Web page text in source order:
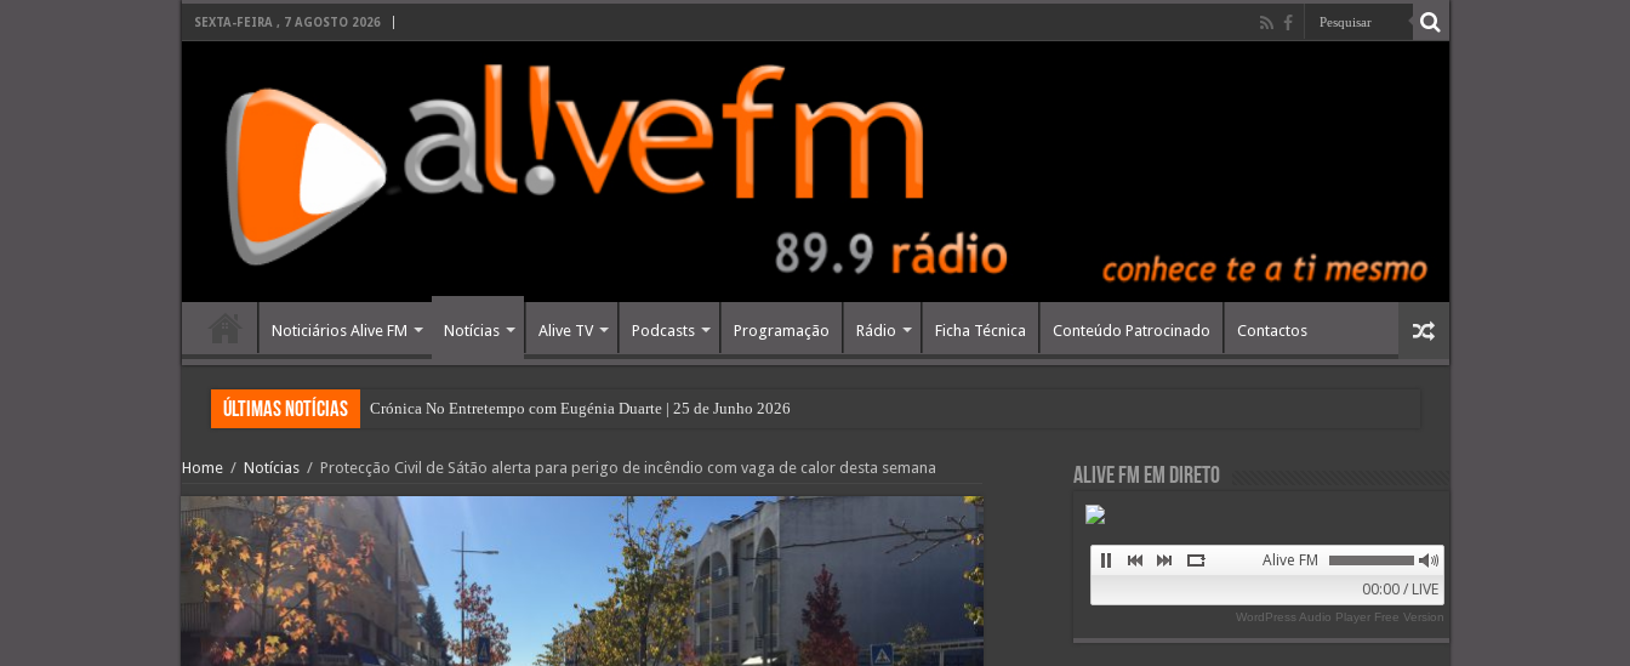
SEXTA-FEIRA , 7 AGOSTO 2026
Noticiários Alive FM Notícias Alive TV Podcasts Programação Rádio Ficha Técnica Conteúdo Patrocinado Contactos
últimas Notícias Crónica No Entretempo com Eugénia Duarte | 25 de Junho 2026
Home / Notícias / Protecção Civil de Sátão alerta para perigo de incêndio com vaga de calor desta semana Alive FM em Direto
Alive FM 89.9
00:00 / LIVE
WordPress Audio Player Free Version